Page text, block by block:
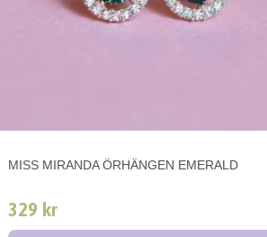
MISS MIRANDA ÖRHÄNGEN EMERALD
329 kr